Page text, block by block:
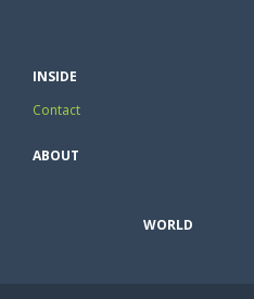
INSIDE
Contact
ABOUT
WORLD